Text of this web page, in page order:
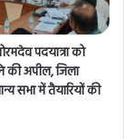
पदयात्रा को
की अपील, जिला
सभा में तैयारियों की